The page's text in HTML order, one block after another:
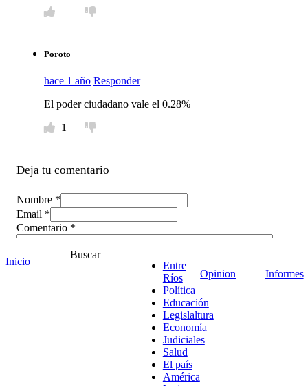
Poroto
hace 1 año Responder
El poder ciudadano vale el 0.28%
1
Deja tu comentario
Nombre *
Email *
Comentario *
Inicio
Buscar
Entre
Ríos
Política
Educación
Legislaltura
Economía
Judiciales
Salud
El país
América
Opinion Informes